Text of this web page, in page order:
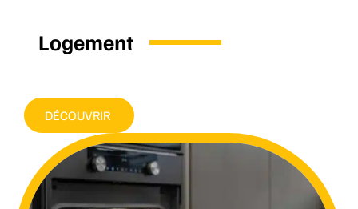
Logement
DÉCOUVRIR